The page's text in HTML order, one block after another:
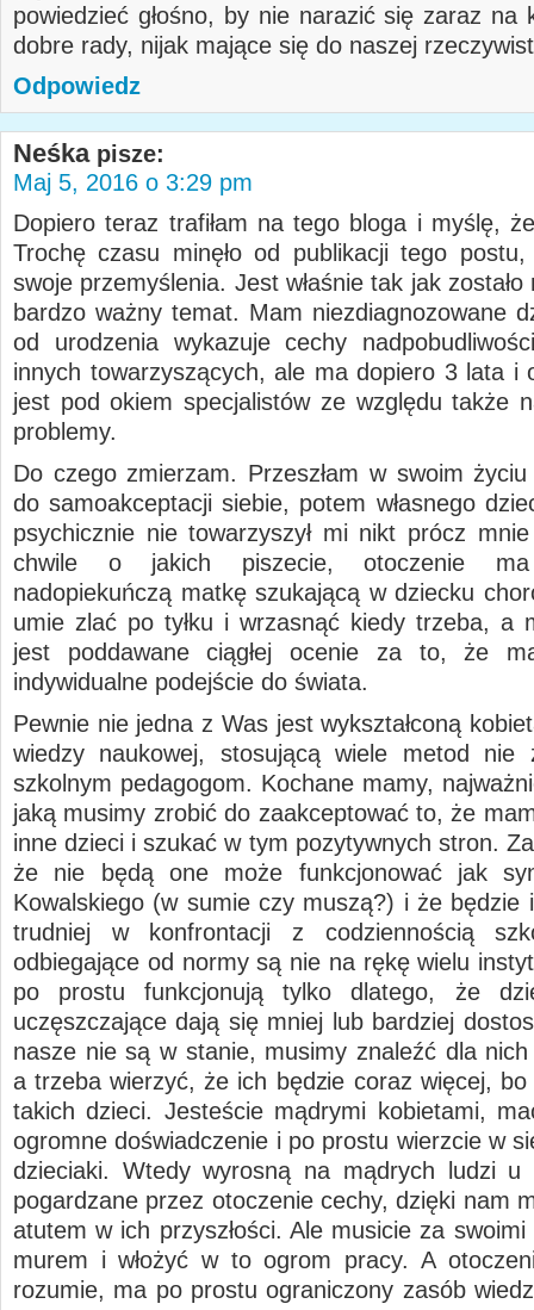
powiedzieć głośno, by nie narazić się zaraz na
dobre rady, nijak mające się do naszej
Odpowiedz
Neśka pisze:
Maj 5, 2016 o 3:29 pm
Dopiero teraz trafiłam na tego bloga i myślę,
Trochę czasu minęło od publikacji tego
swoje przemyślenia. Jest właśnie tak jak
bardzo ważny temat. Mam niezdiagnozowane
od urodzenia wykazuje cechy
innych towarzyszących, ale ma dopiero 3 lata i
jest pod okiem specjalistów ze względu także
problemy.
Do czego zmierzam. Przeszłam w swoim życiu
do samoakceptacji siebie, potem własnego
psychicznie nie towarzyszył mi nikt prócz mnie
chwile o jakich piszecie, otoczenie
nadopiekuńczą matkę szukającą w dziecku
umie zlać po tyłku i wrzasnąć kiedy trzeba, a
jest poddawane ciągłej ocenie za to, że
indywidualne podejście do świata.
Pewnie nie jedna z Was jest wykształconą
wiedzy naukowej, stosującą wiele metod nie
szkolnym pedagogom. Kochane mamy,
jaką musimy zrobić do zaakceptować to, że
inne dzieci i szukać w tym pozytywnych stron.
że nie będą one może funkcjonować jak
Kowalskiego (w sumie czy muszą?) i że będzie
trudniej w konfrontacji z codziennością
odbiegające od normy są nie na rękę wielu
po prostu funkcjonują tylko dlatego, że
uczęszczające dają się mniej lub bardziej
nasze nie są w stanie, musimy znaleźć dla
a trzeba wierzyć, że ich będzie coraz więcej, bo
takich dzieci. Jesteście mądrymi kobietami,
ogromne doświadczenie i po prostu wierzcie w
dzieciaki. Wtedy wyrosną na mądrych ludzi u
pogardzane przez otoczenie cechy, dzięki nam
atutem w ich przyszłości. Ale musicie za
murem i włożyć w to ogrom pracy. A
rozumie, ma po prostu ograniczony zasób